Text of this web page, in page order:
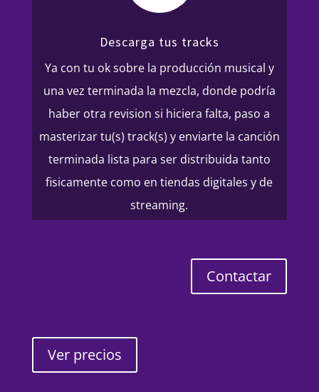
Descarga tus tracks
Ya con tu ok sobre la producción musical y
una vez terminada la mezcla, donde podría
haber otra revision si hiciera falta, paso a
masterizar tu(s) track(s) y enviarte la canción
terminada lista para ser distribuida tanto
fisicamente como en tiendas digitales y de
streaming.
Contactar
Ver precios